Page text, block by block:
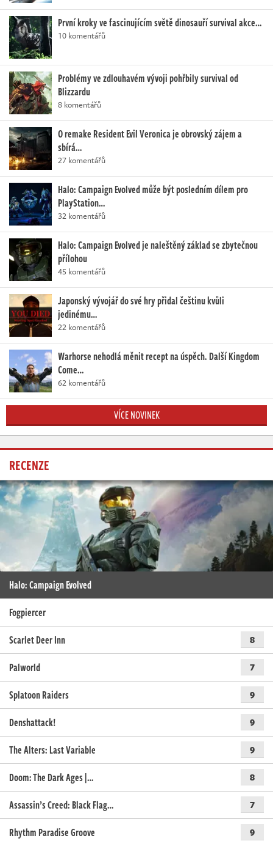
První kroky ve fascinujícím světě dinosauří survival akce…
10 komentářů
Problémy ve zdlouhavém vývoji pohřbily survival od
Blizzardu
8 komentářů
O remake Resident Evil Veronica je obrovský zájem a
sbírá…
27 komentářů
Halo: Campaign Evolved může být posledním dílem pro
PlayStation…
32 komentářů
Halo: Campaign Evolved je naleštěný základ se zbytečnou
přílohou
45 komentářů
Japonský vývojář do své hry přidal češtinu kvůli
jedinému…
22 komentářů
Warhorse nehodlá měnit recept na úspěch. Další Kingdom
Come…
62 komentářů
VÍCE NOVINEK
RECENZE
Halo: Campaign Evolved
Fogpiercer
Scarlet Deer Inn
8
Palworld 7
Splatoon Raiders 9
Denshattack! 9
The Alters: Last Variable 9
Doom: The Dark Ages |… 8
Assassin’s Creed: Black Flag… 7
Rhythm Paradise Groove 9